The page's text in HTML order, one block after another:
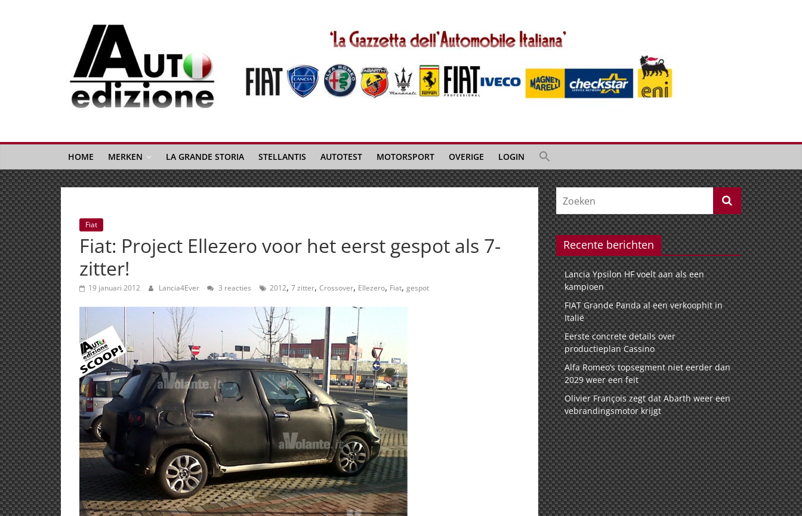
Auto
Edizione
La
Gazetta
dell'Automobile
Italiana
|
Italiaans
autonieuws
&
lifestyle
HOME MERKEN LA GRANDE STORIA STELLANTIS AUTOTEST MOTORSPORT OVERIGE LOGIN
Fiat
Fiat: Project Ellezero voor het eerst gespot als 7-
zitter!
19 januari 2012 Lancia4Ever 3 reacties 2012, 7 zitter, Crossover, Ellezero, Fiat, gespot
Recente berichten
Lancia Ypsilon HF voelt aan als een
kampioen
FIAT Grande Panda al een verkoophit in
Italië
Eerste concrete details over
productieplan Cassino
Alfa Romeo’s topsegment niet eerder dan
2029 weer een feit
Olivier François zegt dat Abarth weer een
vebrandingsmotor krijgt